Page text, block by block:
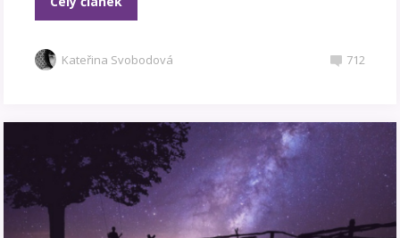
Kateřina Svobodová 712